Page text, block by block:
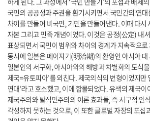
국민의 공공성과 주권을 환기시키면서 국민간의 연
차이를 만들어 비국민, 기민을 만들어낸다. 이때 다시
자본 그리고 민족 개념이었다. 이것은 공정(公定) 내
표상되면서 국민이 범위와 차이의 경계가 지속적으로
동시에 일본은 메이지기(明治期)의 환영인 아시아 대
일본인의 서구화, 아시아와의 해방과 차별화의 도식
제국=유토피아’를 외친다. 제국의식의 변형이었지만
연대’라고 호소했고, 이에 함몰되었다. 유색의 제국이
제국주의와 탈식민주의의 이론 효과들, 즉 서구적 인
각성하지 못하는 것으로, 이 또한 글로벌 자장의 포섭